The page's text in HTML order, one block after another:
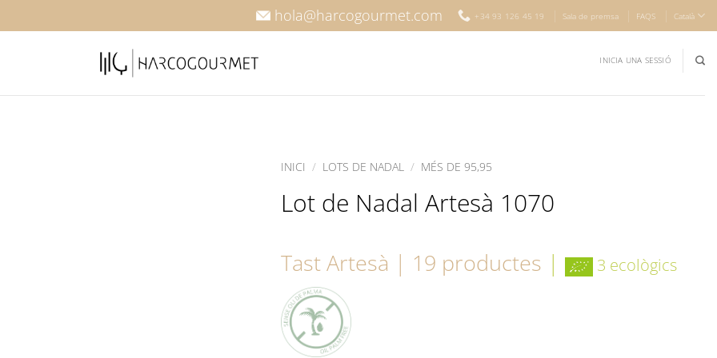
hola@harcogourmet.com +34 93 126 45 19 Sala de premsa FAQS Català
INICIA UNA SESSIÓ
INICI / LOTS DE NADAL / MÉS DE 95,95
Lot de Nadal Artesà 1070
Tast Artesà | 19 productes | 3 ecològics